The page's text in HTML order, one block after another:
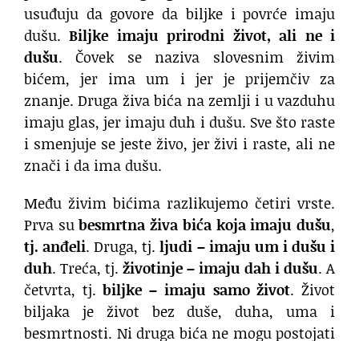
usuđuju da govore da biljke i povrće imaju
dušu.Biljke imaju prirodni život, ali ne i
dušu. Čovek se naziva slovesnim živim
bićem, jer ima um i jer je prijemčiv za
znanje. Druga živa bića na zemlji i u vazduhu
imaju glas, jer imaju duh i dušu. Sve što raste
i smenjuje se jeste živo, jer živi i raste, ali ne
znači i da ima dušu.
Među živim bićima razlikujemo četiri vrste.
Prva subesmrtna živa bića koja imaju dušu,
tj. anđeli. Druga, tj.ljudi – imaju um i dušu i
duh. Treća, tj. životinje – imaju dah i dušu. A
četvrta, tj.biljke – imaju samo život. Život
biljaka je život bez duše, duha, uma i
besmrtnosti. Ni druga bića ne mogu postojati